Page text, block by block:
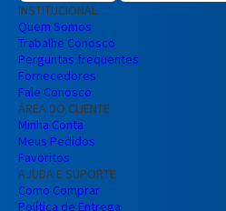
INSTITUCIONAL
Quem Somos
Trabalhe Conosco
Perguntas frequentes
Fornecedores
Fale Conosco
ÁREA DO CLIENTE
Minha Conta
Meus Pedidos
Favoritos
AJUDA E SUPORTE
Como Comprar
Política de Entrega